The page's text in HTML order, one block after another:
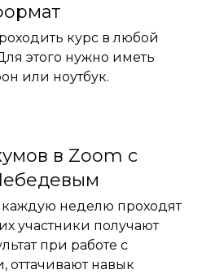
курс в любой
этого нужно иметь
или ноутбук.
в Zoom с
неделю проходят
участники получают
при работе с
оттачивают навык